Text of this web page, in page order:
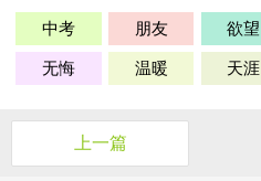
中考 朋友 欲望
无悔 温暖 天涯
上一篇